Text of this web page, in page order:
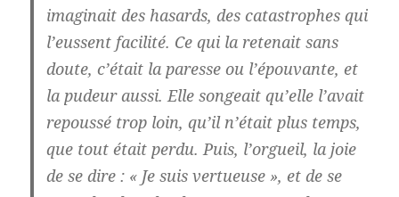
imaginait des hasards, des catastrophes qui
l’eussent facilité. Ce qui la retenait sans
doute, c’était la paresse ou l’épouvante, et
la pudeur aussi. Elle songeait qu’elle l’avait
repoussé trop loin, qu’il n’était plus temps,
que tout était perdu. Puis, l’orgueil, la joie
de se dire : « Je suis vertueuse », et de se